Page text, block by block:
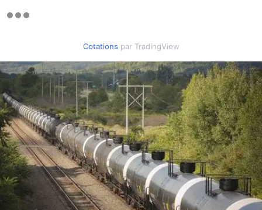
Cotations par TradingView